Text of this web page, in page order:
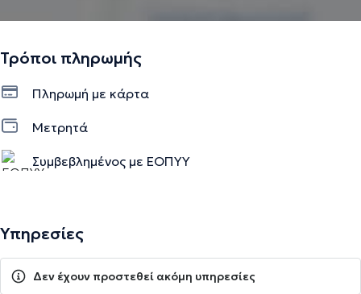
Τρόποι πληρωμής
Πληρωμή με κάρτα
Μετρητά
Συμβεβλημένος με ΕΟΠΥΥ
Υπηρεσίες
Δεν έχουν προστεθεί ακόμη υπηρεσίες